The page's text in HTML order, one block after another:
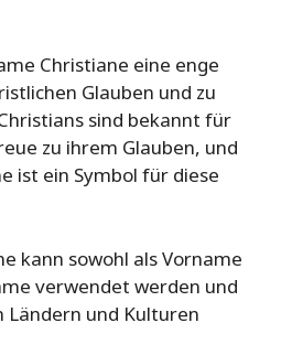
Christiane eine enge
Glauben und zu
sind bekannt für
zu ihrem Glauben, und
ist ein Symbol für diese
kann sowohl als Vorname
verwendet werden und
Ländern und Kulturen